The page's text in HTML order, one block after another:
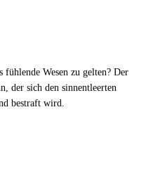
Wesen zu gelten? Der
der sich den sinnentleerten
bestraft wird.